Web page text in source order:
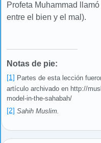
Profeta Muhammad llamó
entre el bien y el mal).
Notas de pie:
[1] Partes de esta lección
artículo archivado en http://
model-in-the-sahabah/
[2] Sahih Muslim.